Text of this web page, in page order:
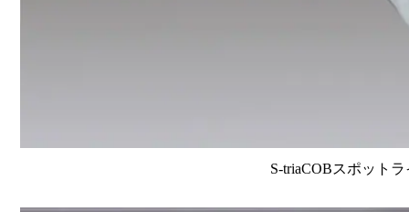
S-triaCOBスポット